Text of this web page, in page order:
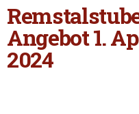
Angebot 1.
2024